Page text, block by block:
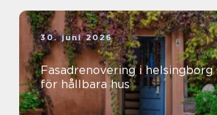
30. juni 2026
Fasadrenovering i helsingborg smarta val
för hållbara hus